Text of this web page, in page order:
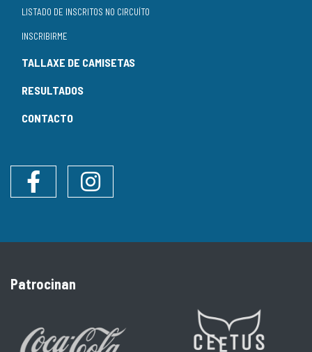
LISTADO DE INSCRITOS NO CIRCUÍTO
INSCRIBIRME
TALLAXE DE CAMISETAS
RESULTADOS
CONTACTO
Instagram
Patrocinan